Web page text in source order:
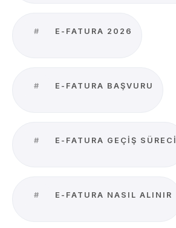
# E-FATURA 2026
# E-FATURA BAŞVURU
# E-FATURA GEÇIŞ SÜRECI
# E-FATURA NASIL ALINIR